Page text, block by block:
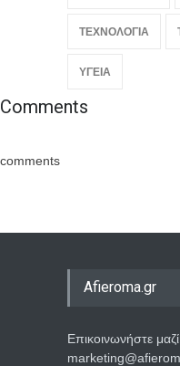
ΤΕΧΝΟΛΟΓΙΑ
ΥΓΕΙΑ
Comments
comments
Afieroma.gr
Επικοινωνήστε